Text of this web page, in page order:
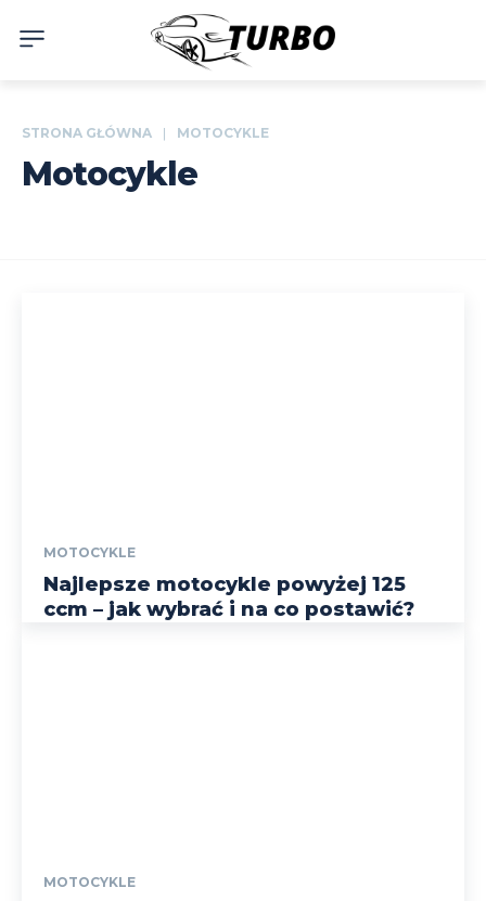
STRONA GŁÓWNA MOTOCYKLE
Motocykle
MOTOCYKLE
Najlepsze motocykle powyżej 125
ccm – jak wybrać i na co postawić?
MOTOCYKLE